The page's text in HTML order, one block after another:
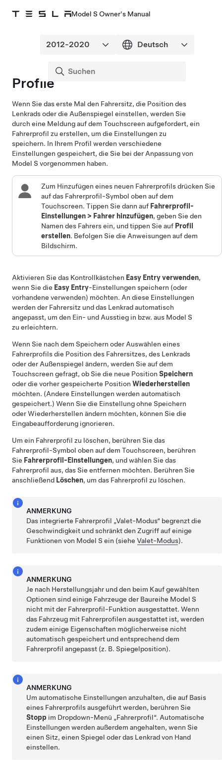
Model S Owner's Manual
Profile
Wenn Sie das erste Mal den Fahrersitz, die Position des
Lenkrads oder die Außenspiegel einstellen, werden Sie
durch eine Meldung auf dem Touchscreen aufgefordert, ein
Fahrerprofil zu erstellen, um die Einstellungen zu
speichern. In Ihrem Profil werden verschiedene
Einstellungen gespeichert, die Sie bei der Anpassung von
Model S vorgenommen haben.
Zum Hinzufügen eines neuen Fahrerprofils drücken Sie
auf das Fahrerprofil-Symbol oben auf dem
Touchscreen. Tippen Sie dann auf Fahrerprofil-
Einstellungen > Fahrer hinzufügen, geben Sie den
Namen des Fahrers ein, und tippen Sie auf Profil
erstellen. Befolgen Sie die Anweisungen auf dem
Bildschirm.
Aktivieren Sie das Kontrollkästchen Easy Entry verwenden,
wenn Sie die Easy Entry-Einstellungen speichern (oder
vorhandene verwenden) möchten. An diese Einstellungen
werden der Fahrersitz und das Lenkradautomatisch
angepasst, um den Ein- und Ausstieg in bzw. aus Model S
zu erleichtern.
Wenn Sie nach dem Speichern oder Auswählen eines
Fahrerprofils die Position des Fahrersitzes, des Lenkrads
oder der Außenspiegel ändern, werden Sie auf dem
Touchscreen gefragt, ob Sie die neue Position Speichern
oder die vorher gespeicherte Position Wiederherstellen
möchten. (Andere Einstellungen werden automatisch
gespeichert.) Wenn Sie die Einstellung ohne Speichern
oder Wiederherstellen ändern möchten, können Sie die
Eingabeaufforderung ignorieren.
Um ein Fahrerprofil zu löschen, berühren Sie das
Fahrerprofil-Symbol oben auf dem Touchscreen, berühren
Sie Fahrerprofil-Einstellungen, und wählen Sie das
Fahrerprofil aus, das Sie entfernen möchten. Berühren Sie
anschließend Löschen, um das Fahrerprofil zu löschen.
ANMERKUNG
Das integrierte Fahrerprofil „Valet-Modus“ begrenzt die
Geschwindigkeit und schränkt den Zugriff auf einige
Funktionen von Model S ein (sieheValet-Modus).
ANMERKUNG
Je nach Herstellungsjahr und den beim Kauf gewählten
Optionen sind einige Fahrzeuge der Baureihe Model S
nicht mit der Fahrerprofil-Funktion ausgestattet. Wenn
das Fahrzeug mit Fahrerprofilen ausgestattet ist, werden
zudem einige Eigenschaften möglicherweise nicht
automatisch gespeichert und entsprechend dem
Fahrerprofil angepasst (z. B. Spiegelposition).
ANMERKUNG
Um automatische Einstellungen anzuhalten, die auf Basis
eines Fahrerprofils ausgeführt werden, berühren Sie
Stopp im Dropdown-Menü „Fahrerprofil“. Automatische
Einstellungen werden außerdem angehalten, wenn Sie
einen Sitz, einen Spiegel oder das Lenkradvon Hand
einstellen.